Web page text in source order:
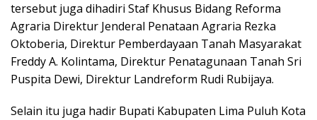
tersebut juga dihadiri Staf Khusus Bidang Reforma
Agraria Direktur Jenderal Penataan Agraria Rezka
Oktoberia, Direktur Pemberdayaan Tanah Masyarakat
Freddy A. Kolintama, Direktur Penatagunaan Tanah Sri
Puspita Dewi, Direktur Landreform Rudi Rubijaya.
Selain itu juga hadir Bupati Kabupaten Lima Puluh Kota